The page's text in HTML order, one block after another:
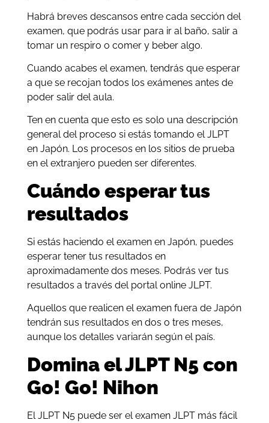
Habrá breves descansos entre cada sección del
examen, que podrás usar para ir al baño, salir a
tomar un respiro o comer y beber algo.
Cuando acabes el examen, tendrás que esperar
a que se recojan todos los exámenes antes de
poder salir del aula.
Ten en cuenta que esto es solo una descripción
general del proceso si estás tomando el JLPT
en Japón. Los procesos en los sitios de prueba
en el extranjero pueden ser diferentes.
Cuándo esperar tus
resultados
Si estás haciendo el examen en Japón, puedes
esperar tener tus resultados en
aproximadamente dos meses. Podrás ver tus
resultados a través del portal online JLPT.
Aquellos que realicen el examen fuera de Japón
tendrán sus resultados en dos o tres meses,
aunque los detalles variarán según el país.
Domina el JLPT N5 con
Go! Go! Nihon
El JLPT N5 puede ser el examen JLPT más fácil